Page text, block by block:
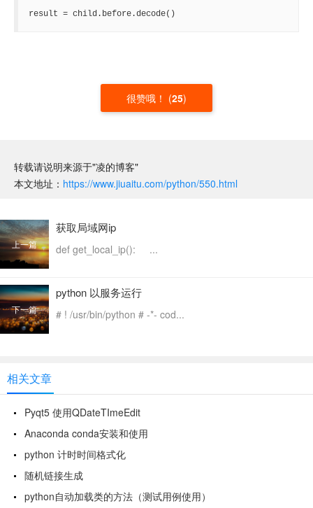
result = child.before.decode()
很赞哦！ (25)
转载请说明来源于"凌的博客"
本文地址： https://www.jiuaitu.com/python/550.html
上一篇
获取局域网ip
def get_local_ip(): ...
下一篇
python 以服务运行
# ! /usr/bin/python # -*- cod...
相关文章
Pyqt5 使用QDateTImeEdit
Anaconda conda安装和使用
python 计时时间格式化
随机链接生成
python自动加载类的方法（测试用例使用）